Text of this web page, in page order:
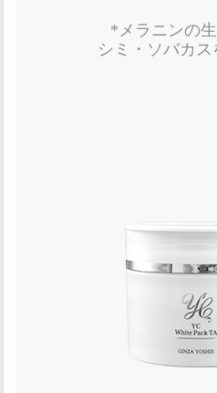
*メラニンの生
シミ・ソバカス